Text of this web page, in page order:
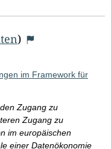
)
im Framework für
Zugang zu
Zugang zu
im europäischen
einer Datenökonomie